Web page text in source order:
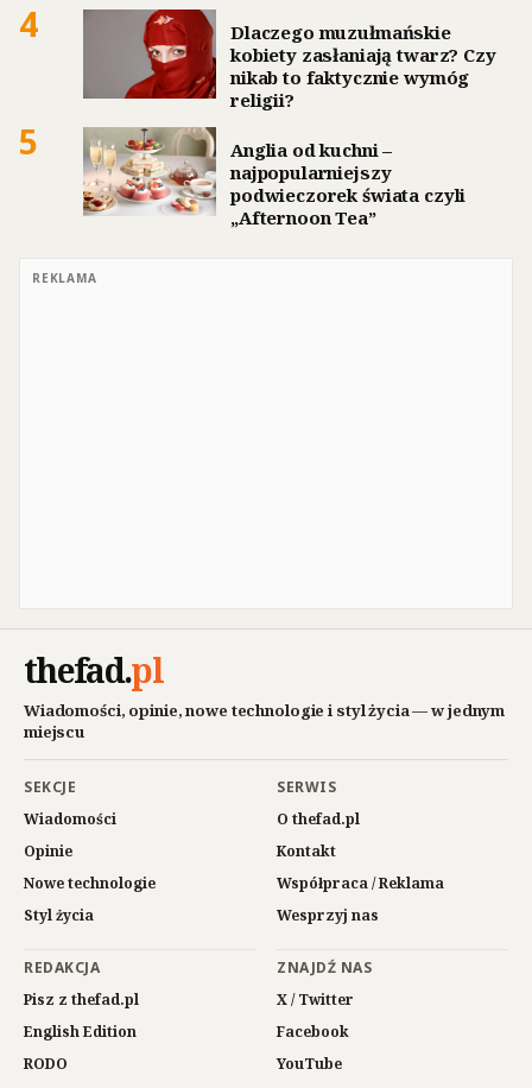
4
Dlaczego muzułmańskie
kobiety zasłaniają twarz? Czy
nikab to faktycznie wymóg
religii?
5
Anglia od kuchni –
najpopularniejszy
podwieczorek świata czyli
„Afternoon Tea”
REKLAMA
thefad.pl
Wiadomości, opinie, nowe technologie i styl życia — w jednym
miejscu
SEKCJE
Wiadomości
Opinie
Nowe technologie
Styl życia
SERWIS
O thefad.pl
Kontakt
Współpraca / Reklama
Wesprzyj nas
REDAKCJA
Pisz z thefad.pl
English Edition
RODO
ZNAJDŹ NAS
X / Twitter
Facebook
YouTube